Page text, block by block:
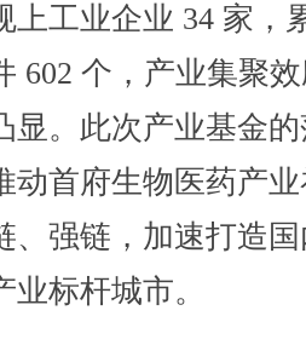
上工业企业 34 家，
602 个，产业集聚
显。此次产业基金
动首府生物医药产
、强链，加速打造
标杆城市。